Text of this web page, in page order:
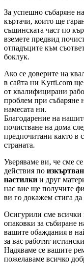
За успешно събаряне
къртачи, които ще
същинската част по
вземете предвид
отпадъците към
боклук.
Ако се доверите на
в сайта ни Kyrti.com ще
от квалифицирани
проблем при събаряне
намесата ни.
Благодарение на
почистване на дома
предпочитани както в
страната.
Уверяваме ви, че сме
действия по
настилки и друг
нас вие ще получите
ви го докажем стига
Осигурили сме
опаковки за събиране
вашите обаждания в
за вас работят
Надяваме се вашите
пожелаваме всичко